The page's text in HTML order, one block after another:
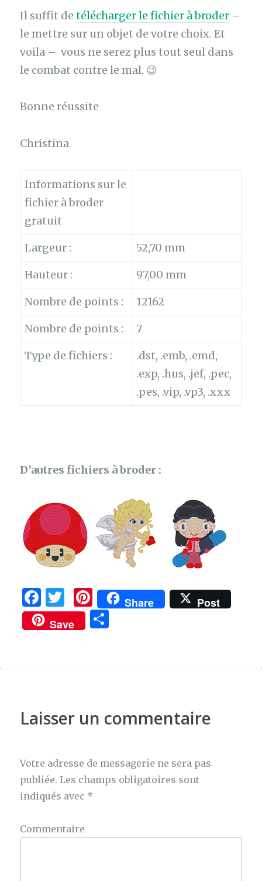
Il suffit detélécharger le fichier à broder –
le mettre sur un objet de votre choix. Et
voila – vous ne serez plus tout seul dans
le combat contre le mal. 😉
Bonne réussite
Christina
Informations sur le
fichier à broder
gratuit
Largeur :
52,70 mm
Hauteur :
97,00 mm
Nombre de points :
12162
Nombre de points :
7
Type de fichiers :
.dst, .emb, .emd,
.exp, .hus, .jef, .pec,
.pes, .vip, .vp3, .xxx
D’autres fichiers à broder :
F
a
c
o
k
T
w
it
Pi
n
te
Share
Post
Save
Laisser un commentaire
Votre adresse de messagerie ne sera pas
publiée. Les champs obligatoires sont
indiqués avec *
Commentaire